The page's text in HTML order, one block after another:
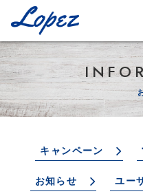
キャンペーン
お知らせ ユー